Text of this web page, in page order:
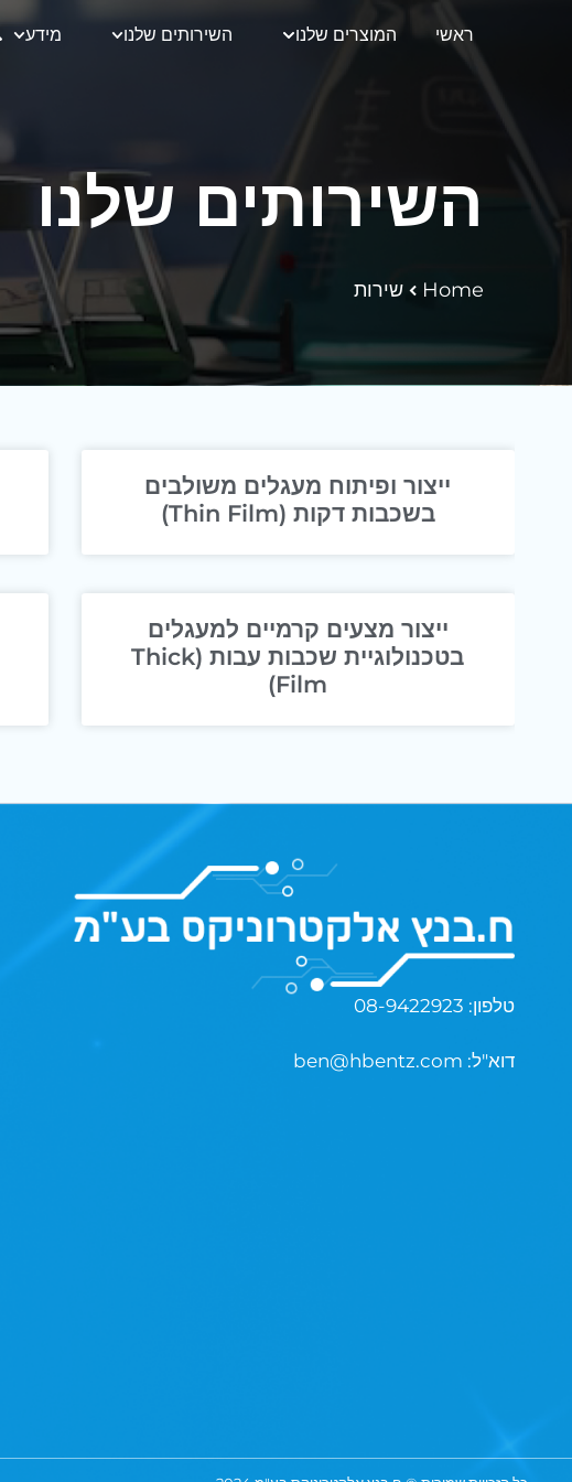
מידע השירותים שלנו המוצרים שלנו ראשי
השירותים שלנו
Home שירות
ייצור ופיתוח מעגלים משולבים
בשכבות דקות (Thin Film)
ייצור מצעים קרמיים למעגלים
בטכנולוגיית שכבות עבות (Thick
Film)
08-9422923 :טלפון
ben@hbentz.com :דוא"ל